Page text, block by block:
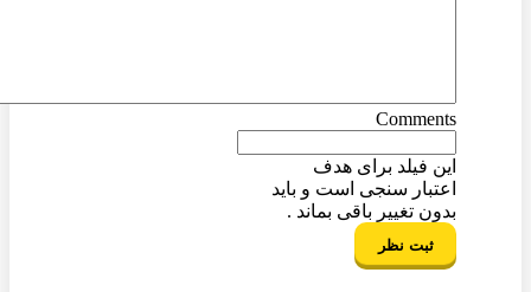
Comments
این فیلد برای هدف
اعتبار سنجی است و باید
بدون تغییر باقی بماند .